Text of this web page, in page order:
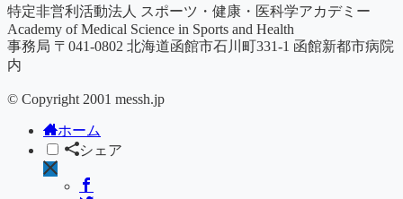
特定非営利活動法人 スポーツ・健康・医科学アカデミー
Academy of Medical Science in Sports and Health
事務局 〒041-0802 北海道函館市石川町331-1 ​函館新都市病院
内
© Copyright 2001 messh.jp
ホーム
シェア